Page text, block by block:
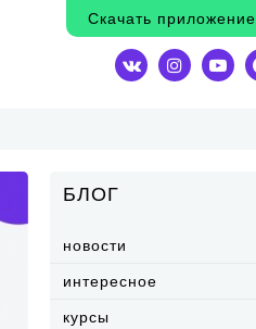
Скачать приложение
БЛОГ
новости
интересное
курсы